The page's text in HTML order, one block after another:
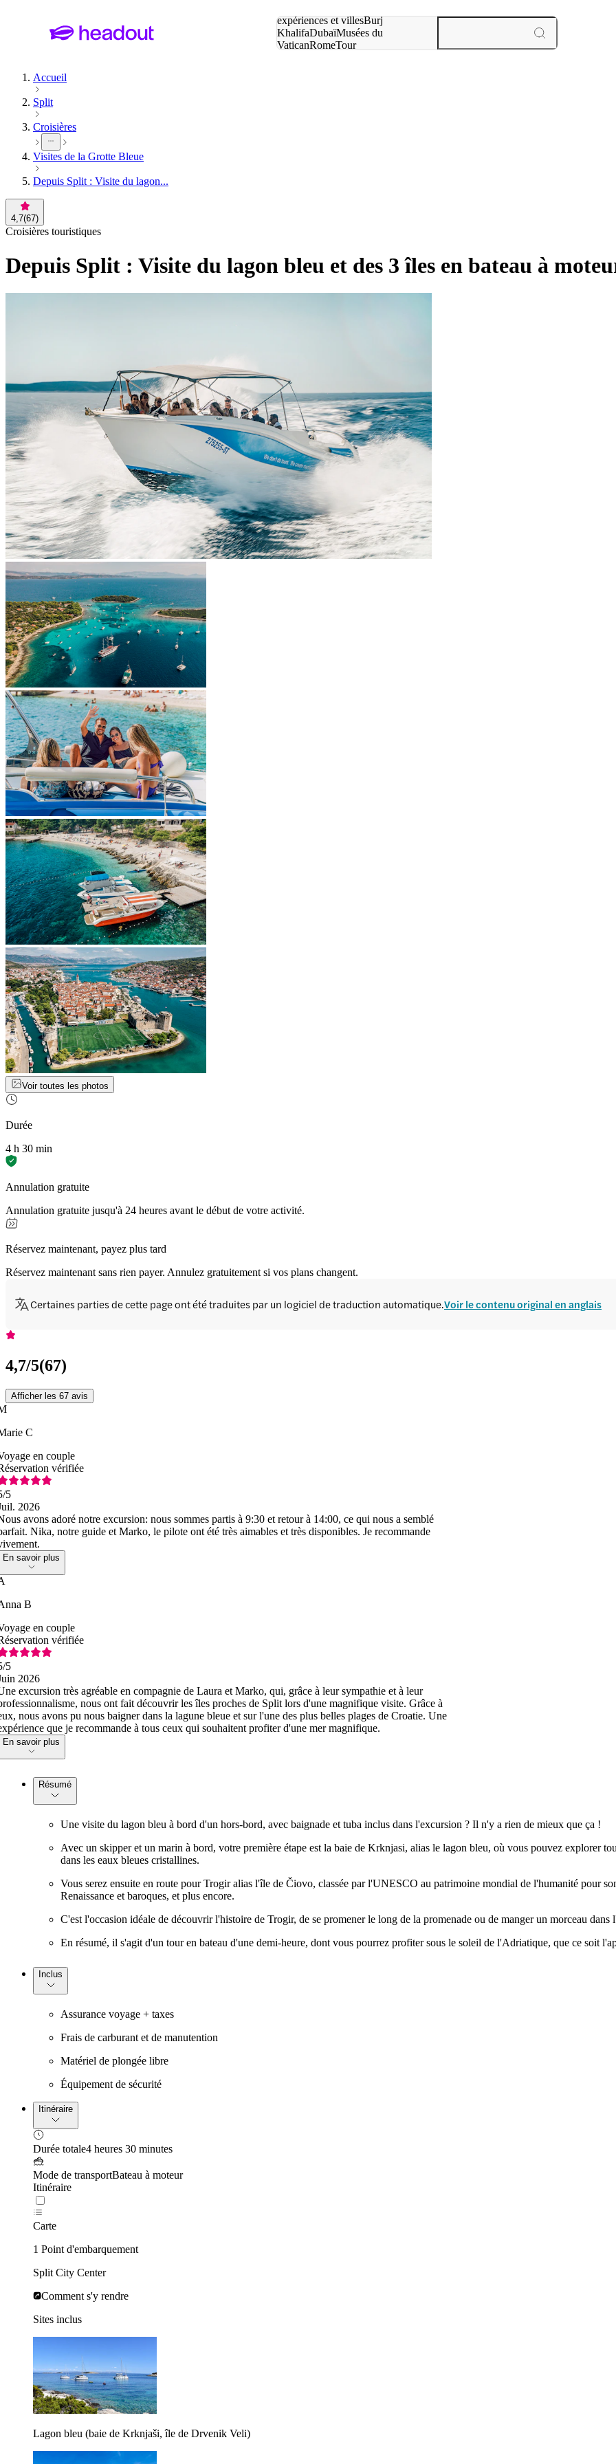
expériences et villesBurj
KhalifaDubaïMusées du
VaticanRomeTour
Accueil
Split
Croisières
Visites de la Grotte Bleue
Depuis Split : Visite du lagon...
4,7(67)
Croisières touristiques
Depuis Split : Visite du lagon bleu et des 3 îles en bateau à
Voir toutes les photos
Durée
4 h 30 min
Annulation gratuite
Annulation gratuite jusqu'à 24 heures avant le début de votre activité.
Réservez maintenant, payez plus tard
Réservez maintenant sans rien payer. Annulez gratuitement si vos plans changent.
Certaines parties de cette page ont été traduites par un logiciel de traduction automatique.Voir le contenu original en anglais
4,7/5(67)
Afficher les 67 avis
C
en couple
vérifiée
/5
2026
avons adoré notre excursion: nous sommes partis à 9:30 et retour à 14:00, ce qui nous a semblé
Nika, notre guide et Marko, le pilote ont été très aimables et très disponibles. Je recommande
En savoir plus
B
en couple
vérifiée
/5
2026
excursion très agréable en compagnie de Laura et Marko, qui, grâce à leur sympathie et à leur
nous ont fait découvrir les îles proches de Split lors d'une magnifique visite. Grâce à
nous avons pu nous baigner dans la lagune bleue et sur l'une des plus belles plages de Croatie. Une
que je recommande à tous ceux qui souhaitent profiter d'une mer magnifique.
En savoir plus
Résumé
Une visite du lagon bleu à bord d'un hors-bord, avec baignade et tuba inclus dans l'excursion ? Il n'y a rien de mieux que ça !
Avec un skipper et un marin à bord, votre première étape est la baie de Krknjasi, alias le lagon bleu, où vous pouvez explorer
dans les eaux bleues cristallines.
Vous serez ensuite en route pour Trogir alias l'île de Čiovo, classée par l'UNESCO au patrimoine mondial de l'humanité pour
Renaissance et baroques, et plus encore.
C'est l'occasion idéale de découvrir l'histoire de Trogir, de se promener le long de la promenade ou de manger un morceau dans
En résumé, il s'agit d'un tour en bateau d'une demi-heure, dont vous pourrez profiter sous le soleil de l'Adriatique, que ce soit
Inclus
Assurance voyage + taxes
Frais de carburant et de manutention
Matériel de plongée libre
Équipement de sécurité
Itinéraire
Durée totale4 heures 30 minutes
Mode de transportBateau à moteur
Itinéraire
Carte
1 Point d'embarquement
Split City Center
Comment s'y rendre
Sites inclus
Lagon bleu (baie de Krknjaši, île de Drvenik Veli)